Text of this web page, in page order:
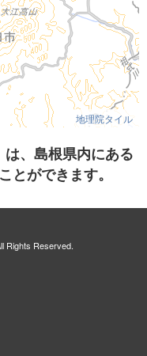
地理院タイル
は、島根県内にある
とができます。
Rights Reserved.